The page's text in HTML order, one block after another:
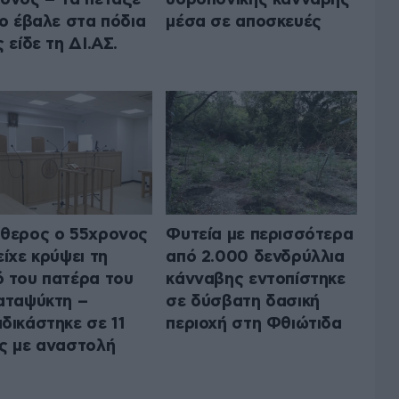
έβαλε στα πόδια
είδε τη ΔΙ.ΑΣ.
μέσα σε αποσκευές
ο 55χρονος
κρύψει τη
του πατέρα του
–
σε 11
με αναστολή
Φυτεία με περισσότερα
από 2.000 δενδρύλλια
κάνναβης εντοπίστηκε
σε δύσβατη δασική
περιοχή στη Φθιώτιδα